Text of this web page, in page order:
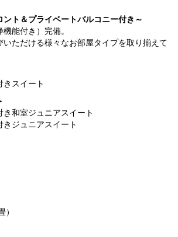
ント＆プライベートバルコニー付き～
能付き）完備。
いただける様々なお部屋タイプを取り揃えて
スイート
和室ジュニアスイート
ジュニアスイート